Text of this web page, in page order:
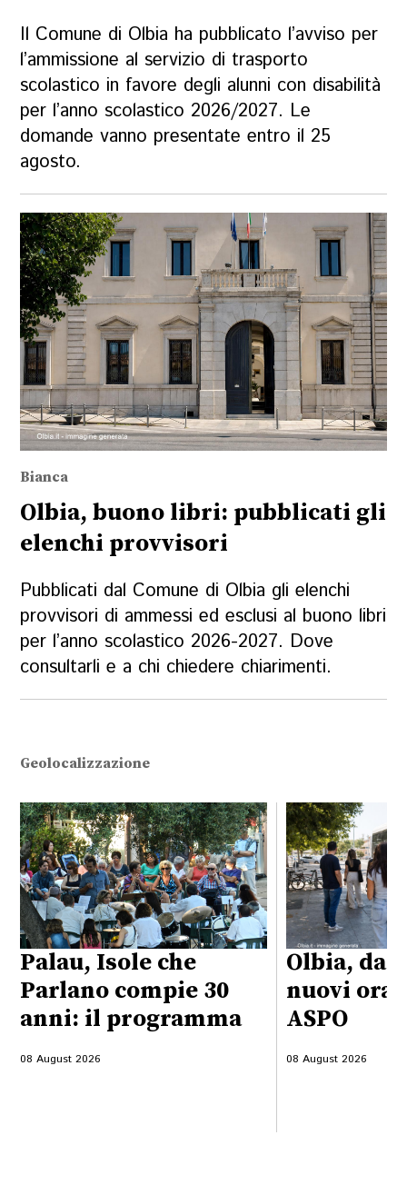
Il Comune di Olbia ha pubblicato l’avviso per
l’ammissione al servizio di trasporto
scolastico in favore degli alunni con disabilità
per l’anno scolastico 2026/2027. Le
domande vanno presentate entro il 25
agosto.
Bianca
Olbia, buono libri: pubblicati gli
elenchi provvisori
Pubblicati dal Comune di Olbia gli elenchi
provvisori di ammessi ed esclusi al buono libri
per l’anno scolastico 2026-2027. Dove
consultarli e a chi chiedere chiarimenti.
Geolocalizzazione
Palau, Isole che
Parlano compie 30
anni: il programma
08 August 2026
Olbia, dal
nuovi
ASPO
08 August 2026